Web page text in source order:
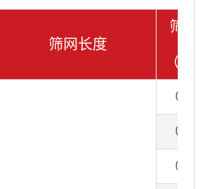
筛网长度
筛孔
（mm
0.045
0.063
0.075